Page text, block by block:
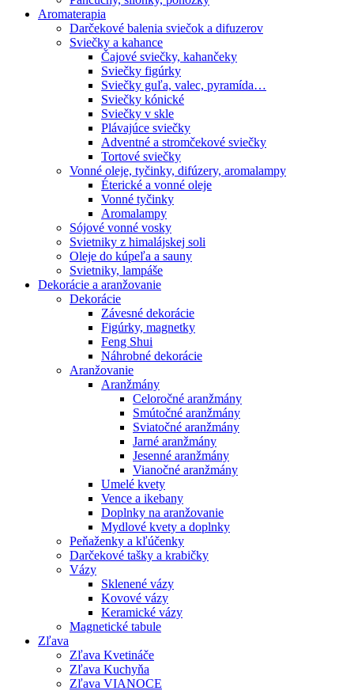
Aromaterapia
Darčekové balenia sviečok a difuzerov
Sviečky a kahance
Čajové sviečky, kahančeky
Sviečky figúrky
Sviečky guľa, valec, pyramída…
Sviečky kónické
Sviečky v skle
Plávajúce sviečky
Adventné a stromčekové sviečky
Tortové sviečky
Vonné oleje, tyčinky, difúzery, aromalampy
Éterické a vonné oleje
Vonné tyčinky
Aromalampy
Sójové vonné vosky
Svietniky z himalájskej soli
Oleje do kúpeľa a sauny
Svietniky, lampáše
Dekorácie a aranžovanie
Dekorácie
Závesné dekorácie
Figúrky, magnetky
Feng Shui
Náhrobné dekorácie
Aranžovanie
Aranžmány
Celoročné aranžmány
Smútočné aranžmány
Sviatočné aranžmány
Jarné aranžmány
Jesenné aranžmány
Vianočné aranžmány
Umelé kvety
Vence a ikebany
Doplnky na aranžovanie
Mydlové kvety a doplnky
Peňaženky a kľúčenky
Darčekové tašky a krabičky
Vázy
Sklenené vázy
Kovové vázy
Keramické vázy
Magnetické tabule
Zľava
Zľava Kvetináče
Zľava Kuchyňa
Zľava VIANOCE